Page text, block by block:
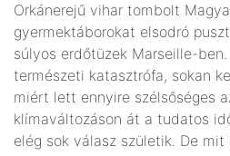
Orkánerejű vihar tombolt
gyermektáborokat elsodró
súlyos erdőtüzek Marseille-
természeti katasztrófa, sokan
miért lett ennyire szélsőséges
klímaváltozáson át a tudatos
elég sok válasz születik. De